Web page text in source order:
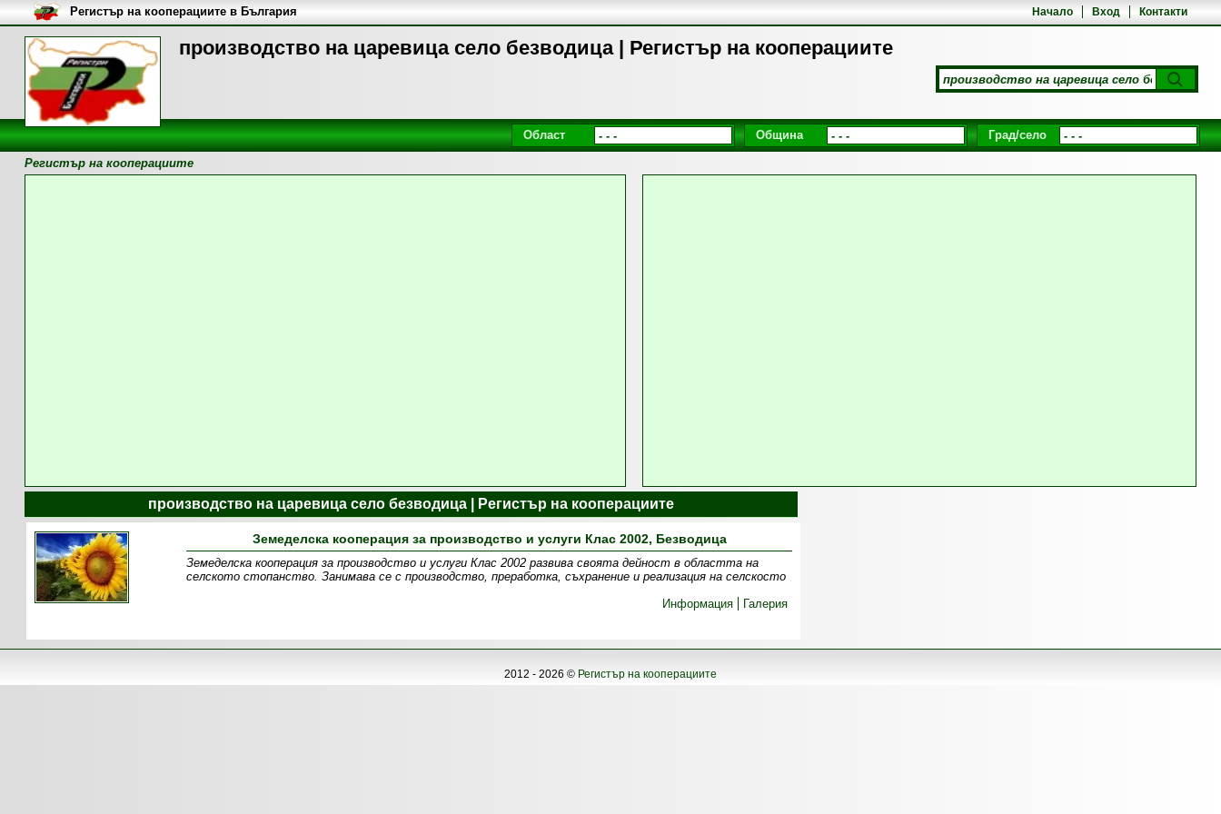
производство на царевица село безводица | Регистър на кооперациите
Начало Вход Контакти
Регистър на кооперациите в България
Област Община Град/село
Регистър на кооперациите
производство на царевица село безводица | Регистър на кооперациите
Земеделска кооперация за производство и услуги Клас 2002, Безводица
Земеделска кооперация за производство и услуги Клас 2002 развива своята дейност в областта на
селското стопанство. Занимава се с производство, преработка, съхранение и реализация на селскосто
Информация
Галерия
2012 - 2026 © Регистър на кооперациите